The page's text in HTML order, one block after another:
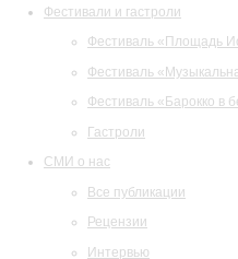
Фестивали и гастроли
Фестиваль «Площадь
Фестиваль
Фестиваль «Барокко в
Гастроли
СМИ о нас
Все публикации
Рецензии
Интервью